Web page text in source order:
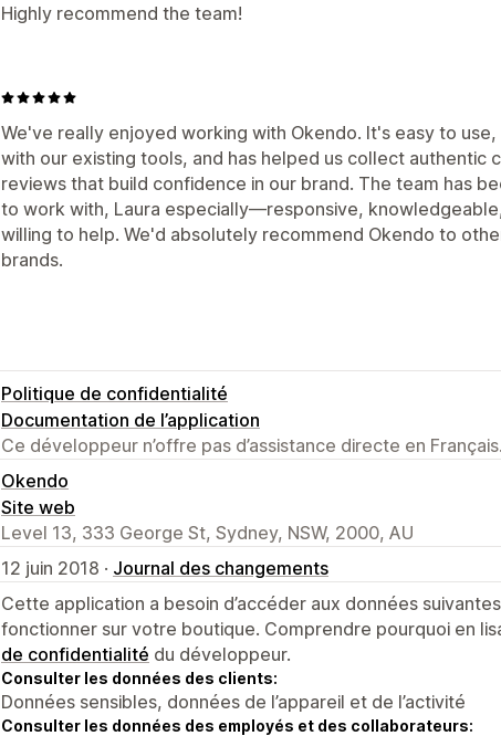
Highly recommend the team!
We've really enjoyed working with Okendo. It's easy to
with our existing tools, and has helped us collect authentic
reviews that build confidence in our brand. The team has
to work with, Laura especially—responsive,
willing to help. We'd absolutely recommend Okendo to
brands.
Politique de confidentialité
Documentation de l’application
Ce développeur n’offre pas d’assistance directe en Français.
Okendo
Site web
Level 13, 333 George St, Sydney, NSW, 2000, AU
12 juin 2018 · Journal des changements
Cette application a besoin d’accéder aux données
fonctionner sur votre boutique. Comprendre pourquoi en
de confidentialité du développeur.
Consulter les données des clients:
Données sensibles, données de l’appareil et de l’activité
Consulter les données des employés et des collaborateurs: